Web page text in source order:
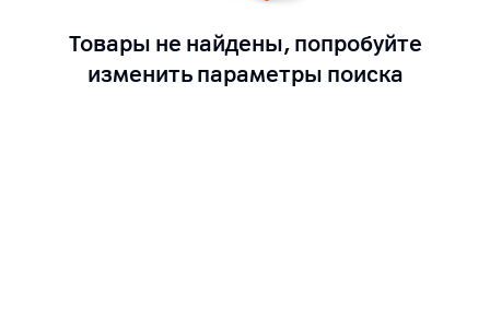
Товары не найдены, попробуйте
изменить параметры поиска